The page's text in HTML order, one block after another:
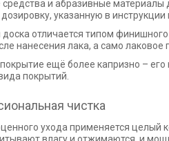
средства и абразивные
указанную в инструкции
доска отличается типом
нанесения лака, а само
ещё более капризно –
покрытий.
чистка
ухода применяется целый